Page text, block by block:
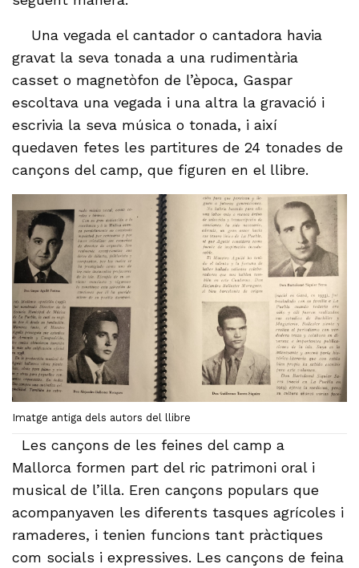
Una vegada el cantador o cantadora havia
gravat la seva tonada a una rudimentària
casset o magnetòfon de l’època, Gaspar
escoltava una vegada i una altra la gravació i
escrivia la seva música o tonada, i així
quedaven fetes les partitures de 24 tonades de
cançons del camp, que figuren en el llibre.
Imatge antiga dels autors del llibre
Les cançons de les feines del camp a
Mallorca formen part del ric patrimoni oral i
musical de l’illa. Eren cançons populars que
acompanyaven les diferents tasques agrícoles i
ramaderes, i tenien funcions tant pràctiques
com socials i expressives. Les cançons de feina